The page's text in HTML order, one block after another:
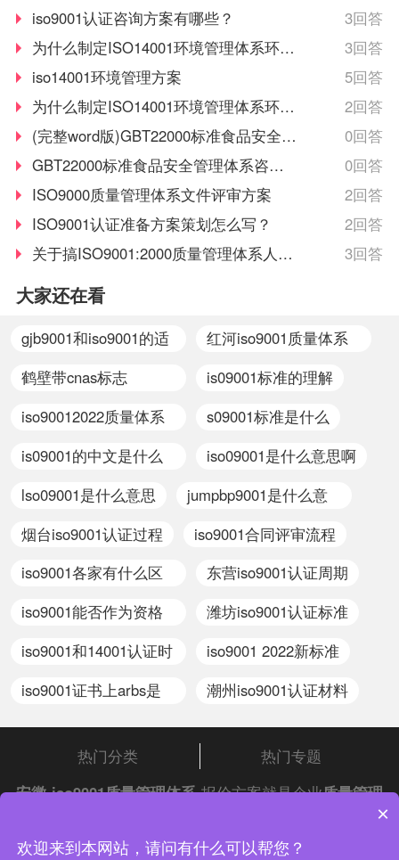
差这么多。证书会有什么不一样吗？
iso9001认证咨询方案有哪些？
3回答
为什么制定ISO14001环境管理体系环境
管理方案？
3回答
iso14001环境管理方案
5回答
为什么制定ISO14001环境管理体系环境
管理方案?
2回答
(完整word版)GBT22000标准食品安全管
理体系咨询方案
0回答
GBT22000标准食品安全管理体系咨询
方案
0回答
ISO9000质量管理体系文件评审方案
2回答
ISO9001认证准备方案策划怎么写？
2回答
关于搞ISO9001:2000质量管理体系人证
的具体方案
3回答
大家还在看
gjb9001和iso9001的适
红河iso9001质量体系
鹤壁带cnas标志
is09001标准的理解
iso90012022质量体系
s09001标准是什么
is09001的中文是什么
iso09001是什么意思啊
lso09001是什么意思
jumpbp9001是什么意
烟台iso9001认证过程
iso9001合同评审流程
iso9001各家有什么区
东营iso9001认证周期
iso9001能否作为资格
潍坊iso9001认证标准
iso9001和14001认证时
iso9001 2022新标准
iso9001证书上arbs是
潮州iso9001认证材料
热门分类
热门专题
安徽 iso9001质量管理体系 报价方案就是企业质量管理
iso体系认证 ,就等于给了客户一张保证书,保证生产的
中证集团体系认证 版权所有 Copyright © 2022
×
欢迎来到本网站，请问有什么可以帮您？